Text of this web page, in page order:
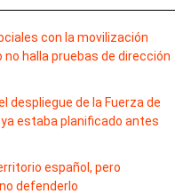
con la movilización
no halla pruebas de dirección
despliegue de la Fuerza de
estaba planificado antes
español, pero
defenderlo